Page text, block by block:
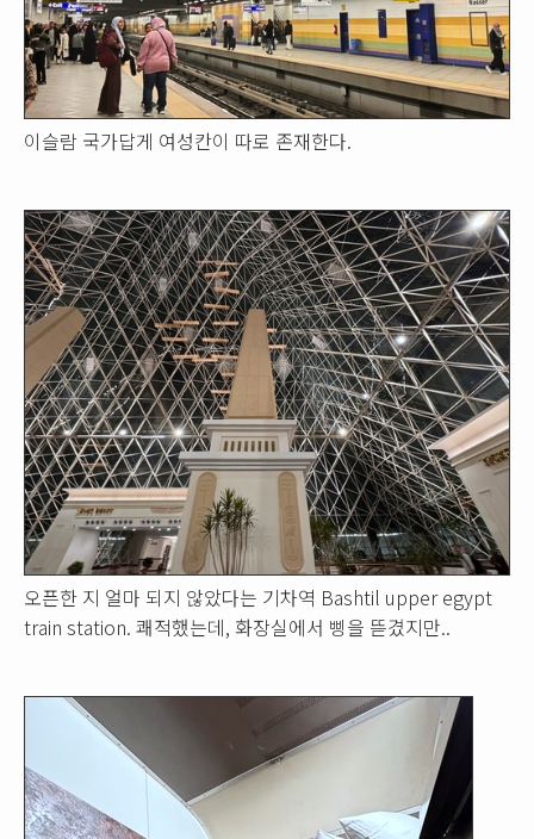
이슬람 국가답게 여성칸이 따로 존재한다.
오픈한 지 얼마 되지 않았다는 기차역 Bashtil upper egypt
train station. 쾌적했는데, 화장실에서 삥을 뜯겼지만..